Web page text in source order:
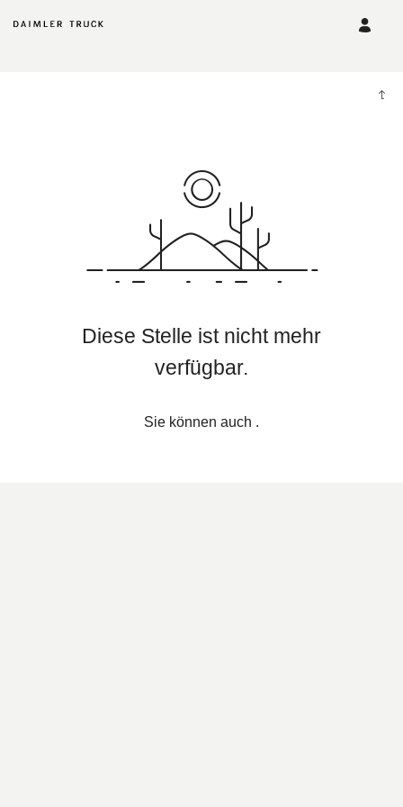
Diese Stelle ist nicht mehr
verfügbar.
Sie können auch .